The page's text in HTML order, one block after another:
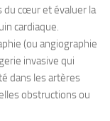
du cœur et évaluer la
cardiaque.
(ou angiographie
invasive qui
dans les artères
obstructions ou